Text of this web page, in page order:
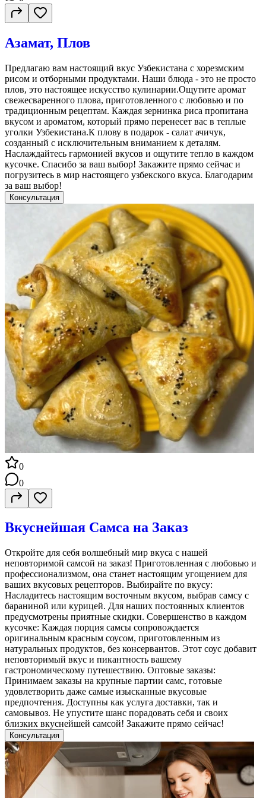
Азамат, Плов
Предлагаю вам настоящий вкус Узбекистана с хорезмским
рисом и отборными продуктами. Наши блюда - это не просто
плов, это настоящее искусство кулинарии.Ощутите аромат
свежесваренного плова, приготовленного с любовью и по
традиционным рецептам. Каждая зернинка риса пропитана
вкусом и ароматом, который прямо перенесет вас в теплые
уголки Узбекистана.К плову в подарок - салат ачичук,
созданный с исключительным вниманием к деталям.
Наслаждайтесь гармонией вкусов и ощутите тепло в каждом
кусочке. Спасибо за ваш выбор! Закажите прямо сейчас и
погрузитесь в мир настоящего узбекского вкуса. Благодарим
за ваш выбор!
Консультация
0
0
Вкуснейшая Самса на Заказ
Откройте для себя волшебный мир вкуса с нашей
неповторимой самсой на заказ! Приготовленная с любовью и
профессионализмом, она станет настоящим угощением для
ваших вкусовых рецепторов. Выбирайте по вкусу:
Насладитесь настоящим восточным вкусом, выбрав самсу с
бараниной или курицей. Для наших постоянных клиентов
предусмотрены приятные скидки. Совершенство в каждом
кусочке: Каждая порция самсы сопровождается
оригинальным красным соусом, приготовленным из
натуральных продуктов, без консервантов. Этот соус добавит
неповторимый вкус и пикантность вашему
гастрономическому путешествию. Оптовые заказы:
Принимаем заказы на крупные партии самс, готовые
удовлетворить даже самые изысканные вкусовые
предпочтения. Доступны как услуга доставки, так и
самовывоз. Не упустите шанс порадовать себя и своих
близких вкуснейшей самсой! Закажите прямо сейчас!
Консультация